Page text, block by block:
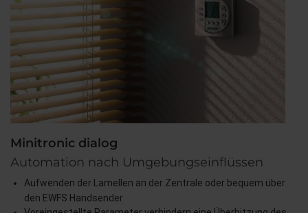
Minitronic dialog
Automation nach Umgebungseinflüssen
Aufwenden der Lamellen an der Zentrale oder bequem über
den EWFS Handsender